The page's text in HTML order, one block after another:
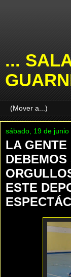
...
sábado, 19 de junio
LA
DEBEMOS
ESTE